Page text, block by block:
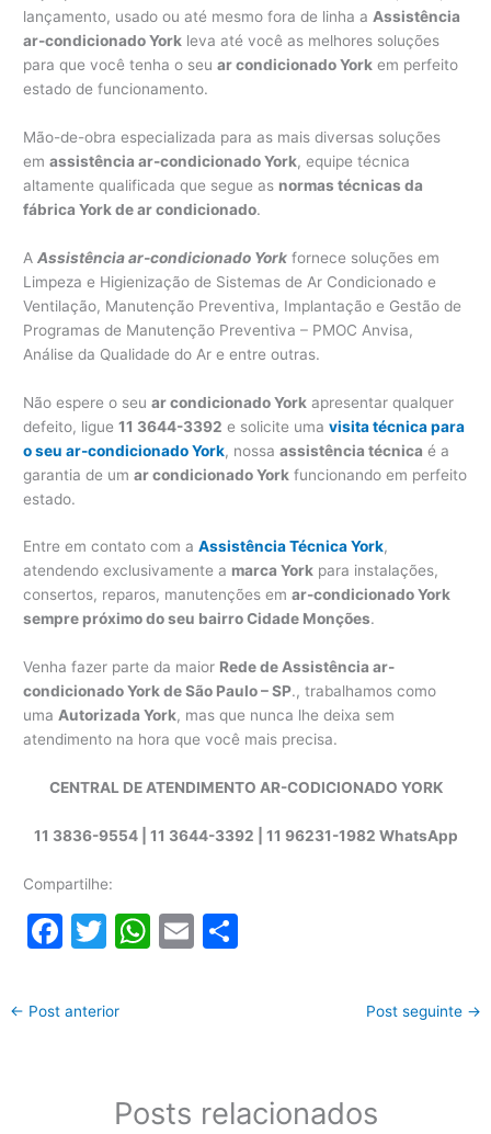
lançamento, usado ou até mesmo fora de linha a Assistência
ar-condicionado York leva até você as melhores soluções
para que você tenha o seuar condicionado York em perfeito
estado de funcionamento.
Mão-de-obra especializada para as mais diversas soluções
emassistência ar-condicionado York, equipe técnica
altamente qualificada que segue as normas técnicas da
fábrica York de ar condicionado.
AAssistência ar-condicionado York fornece soluções em
Limpeza e Higienização de Sistemas de Ar Condicionado e
Ventilação, Manutenção Preventiva, Implantação e Gestão de
Programas de Manutenção Preventiva – PMOC Anvisa,
Análise da Qualidade do Ar e entre outras.
Não espere o seuar condicionado York apresentar qualquer
defeito, ligue11 3644-3392 e solicite umavisita técnica para
o seu ar-condicionado York, nossaassistência técnica é a
garantia de umar condicionado York funcionando em perfeito
estado.
Entre em contato com aAssistência Técnica York,
atendendo exclusivamente a marca York para instalações,
consertos, reparos, manutenções emar-condicionado York
sempre próximo do seu bairro Cidade Monções.
Venha fazer parte da maior Rede de Assistência ar-
condicionado York de São Paulo – SP., trabalhamos como
umaAutorizada York, mas que nunca lhe deixa sem
atendimento na hora que você mais precisa.
CENTRAL DE ATENDIMENTO AR-CODICIONADO YORK
11 3836-9554 | 11 3644-3392 | 11 96231-1982 WhatsApp
Compartilhe:
F
c
T
itt
W
p
E
← Post anterior Post seguinte →
Posts relacionados